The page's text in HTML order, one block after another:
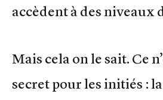
accèdent à des niveaux
Mais cela on le sait. Ce
secret pour les initiés :